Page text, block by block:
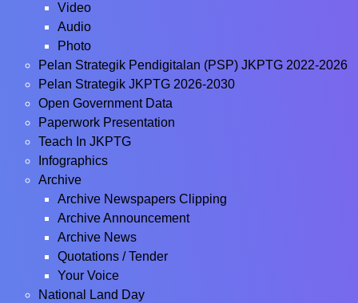
Video
Audio
Photo
Pelan Strategik Pendigitalan (PSP) JKPTG 2022-2026
Pelan Strategik JKPTG 2026-2030
Open Government Data
Paperwork Presentation
Teach In JKPTG
Infographics
Archive
Archive Newspapers Clipping
Archive Announcement
Archive News
Quotations / Tender
Your Voice
National Land Day